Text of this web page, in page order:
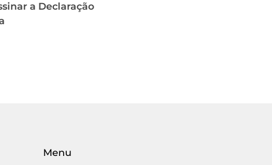
a Declaração
Menu